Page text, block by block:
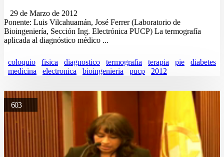
29 de Marzo de 2012
Ponente: Luis Vilcahuamán, José Ferrer (Laboratorio de
Bioingeniería, Sección Ing. Electrónica PUCP) La termografía
aplicada al diagnóstico médico ...
coloquio fisica diagnostico termografia terapia pie
diabetes
medicina
electronica bioingenieria pucp 2012
603